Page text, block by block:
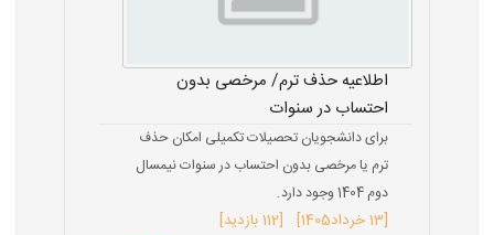
اطلاعیه حذف ترم/ مرخصی بدون
احتساب در سنوات
برای دانشجویان تحصیلات تکمیلی امکان حذف
ترم یا مرخصی بدون احتساب در سنوات نیمسال
دوم 1404 وجود دارد.
[13 خرداد 1405] [112 بازدید]